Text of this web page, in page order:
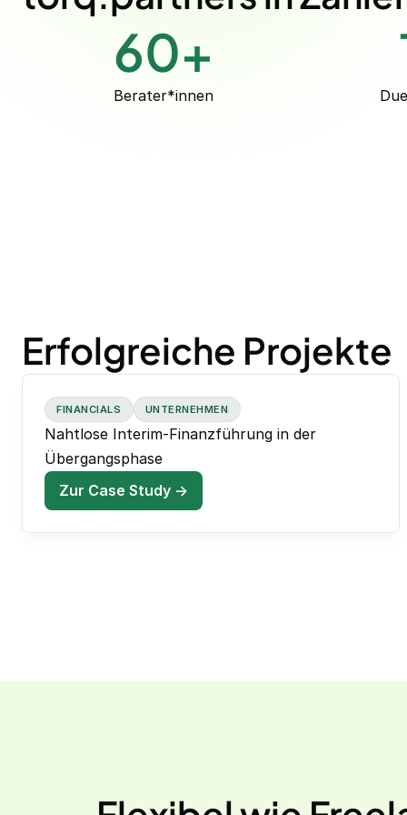
60+
Berater*innen
Erfolgreiche Projekte
FINANCIALS UNTERNEHMEN
Nahtlose Interim-Finanzführung in der
Übergangsphase
Zur Case Study →